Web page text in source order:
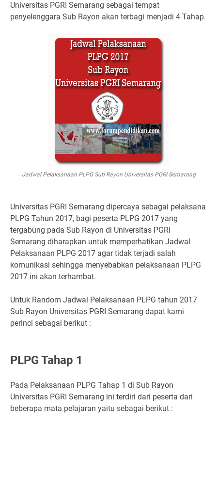
Universitas PGRI Semarang sebagai tempat
penyelenggara Sub Rayon akan terbagi menjadi 4 Tahap.
Jadwal Pelaksanaan PLPG Sub Rayon Universitas PGRI Semarang
Universitas PGRI Semarang dipercaya sebagai pelaksana
PLPG Tahun 2017, bagi peserta PLPG 2017 yang
tergabung pada Sub Rayon di Universitas PGRI
Semarang diharapkan untuk memperhatikan Jadwal
Pelaksanaan PLPG 2017 agar tidak terjadi salah
komunikasi sehingga menyebabkan pelaksanaan PLPG
2017 ini akan terhambat.
Untuk Random Jadwal Pelaksanaan PLPG tahun 2017
Sub Rayon Universitas PGRI Semarang dapat kami
perinci sebagai berikut :
PLPG Tahap 1
Pada Pelaksanaan PLPG Tahap 1 di Sub Rayon
Universitas PGRI Semarang ini terdiri dari peserta dari
beberapa mata pelajaran yaitu sebagai berikut :